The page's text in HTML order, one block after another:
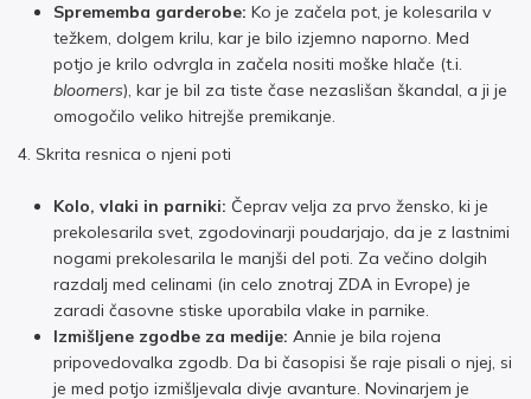
Sprememba garderobe: Ko je začela pot, je kolesarila v
težkem, dolgem krilu, kar je bilo izjemno naporno. Med
potjo je krilo odvrgla in začela nositi moške hlače (t.i.
bloomers), kar je bil za tiste čase nezaslišan škandal, a ji je
omogočilo veliko hitrejše premikanje.
4. Skrita resnica o njeni poti
Kolo, vlaki in parniki: Čeprav velja za prvo žensko, ki je
prekolesarila svet, zgodovinarji poudarjajo, da je z lastnimi
nogami prekolesarila le manjši del poti. Za večino dolgih
razdalj med celinami (in celo znotraj ZDA in Evrope) je
zaradi časovne stiske uporabila vlake in parnike.
Izmišljene zgodbe za medije: Annie je bila rojena
pripovedovalka zgodb. Da bi časopisi še raje pisali o njej, si
je med potjo izmišljevala divje avanture. Novinarjem je